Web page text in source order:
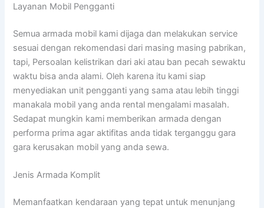
Layanan Mobil Pengganti
Semua armada mobil kami dijaga dan melakukan service
sesuai dengan rekomendasi dari masing masing pabrikan,
tapi, Persoalan kelistrikan dari aki atau ban pecah sewaktu
waktu bisa anda alami. Oleh karena itu kami siap
menyediakan unit pengganti yang sama atau lebih tinggi
manakala mobil yang anda rental mengalami masalah.
Sedapat mungkin kami memberikan armada dengan
performa prima agar aktifitas anda tidak terganggu gara
gara kerusakan mobil yang anda sewa.
Jenis Armada Komplit
Memanfaatkan kendaraan yang tepat untuk menunjang